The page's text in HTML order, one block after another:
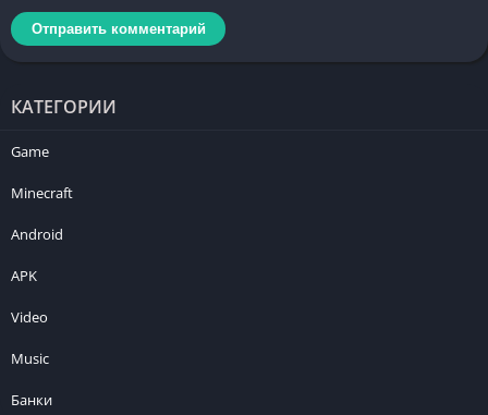
КАТЕГОРИИ
Game
Minecraft
Android
APK
Video
Music
Банки